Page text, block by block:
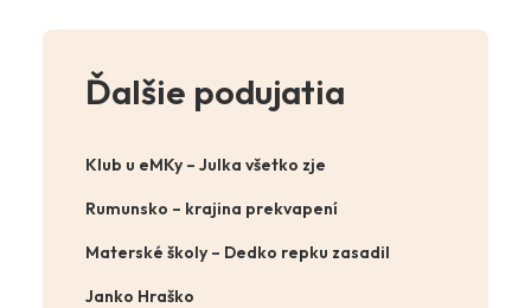
Ďalšie podujatia
Klub u eMKy – Julka všetko zje
Rumunsko – krajina prekvapení
Materské školy – Dedko repku zasadil
Janko Hraško